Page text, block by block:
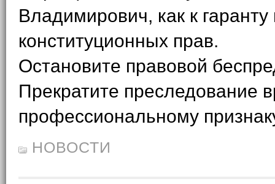
Владимирович, как к
конституционных прав.
Остановите правовой
Прекратите преследование
профессиональному
НОВОСТИ